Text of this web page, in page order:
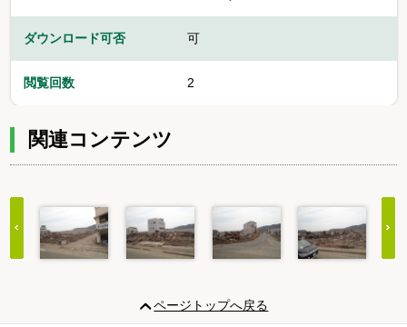
ダウンロード可否 可
閲覧回数 2
関連コンテンツ
20
ページトップへ戻る